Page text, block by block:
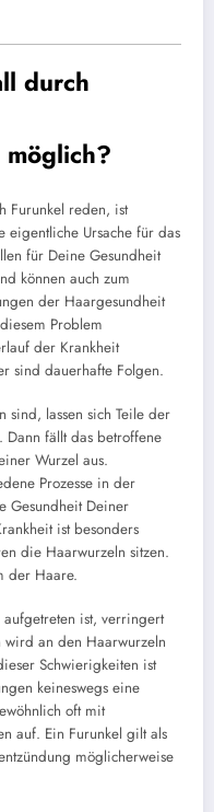
durch
Furunkel reden, ist
eigentliche Ursache für das
für Deine Gesundheit
können auch zum
der Haargesundheit
Problem
der Krankheit
sind dauerhafte Folgen.
sind, lassen sich Teile der
Dann fällt das betroffene
Wurzel aus.
Prozesse in der
Gesundheit Deiner
ist besonders
die Haarwurzeln sitzen.
der Haare.
ist, verringert
an den Haarwurzeln
Schwierigkeiten ist
keineswegs eine
oft mit
auf. Ein Furunkel gilt als
möglicherweise